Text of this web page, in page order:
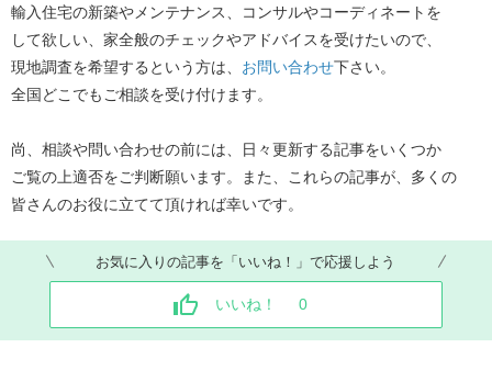
輸入住宅の新築やメンテナンス、コンサルやコーディネートを
して欲しい、家全般のチェックやアドバイスを受けたいので、
現地調査を希望するという方は、 お問い合わせ下さい。
全国どこでもご相談を受け付けます。
尚、相談や問い合わせの前には、日々更新する記事をいくつか
ご覧の上適否をご判断願います。また、これらの記事が、多くの
皆さんのお役に立てて頂ければ幸いです。
お気に入りの記事を「いいね！」で応援しよう
いいね！ 0